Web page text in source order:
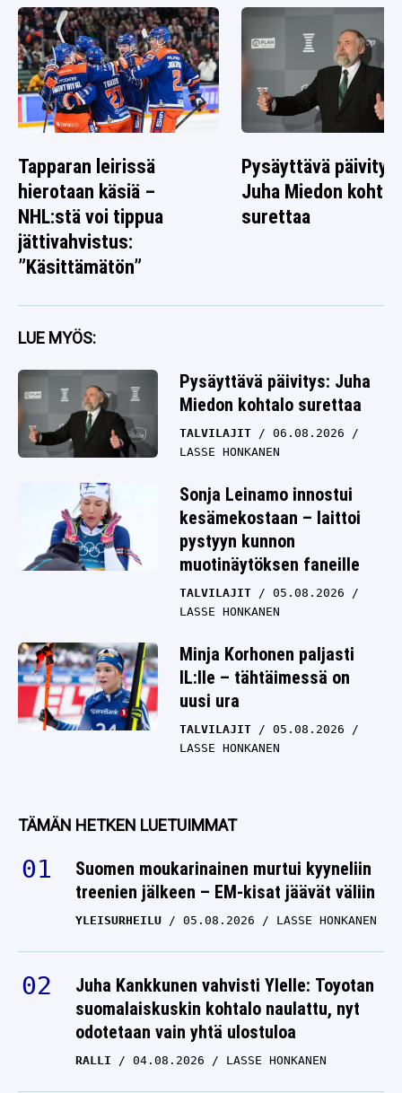
Tapparan leirissä
hierotaan käsiä –
NHL:stä voi tippua
jättivahvistus:
”Käsittämätön”
Pysäyttävä päivitys:
Juha Miedon
surettaa
LUE MYÖS:
Pysäyttävä päivitys: Juha
Miedon kohtalo surettaa
TALVILAJIT
06.08.2026
LASSE HONKANEN
Sonja Leinamo innostui
kesämekostaan – laittoi
pystyyn kunnon
muotinäytöksen faneille
TALVILAJIT
05.08.2026
LASSE HONKANEN
Minja Korhonen paljasti
IL:lle – tähtäimessä on
uusi ura
TALVILAJIT
05.08.2026
LASSE HONKANEN
TÄMÄN HETKEN LUETUIMMAT
Suomen moukarinainen murtui kyyneliin
treenien jälkeen – EM-kisat jäävät väliin
YLEISURHEILU 05.08.2026 LASSE HONKANEN
Juha Kankkunen vahvisti Ylelle: Toyotan
suomalaiskuskin kohtalo naulattu, nyt
odotetaan vain yhtä ulostuloa
RALLI 04.08.2026 LASSE HONKANEN